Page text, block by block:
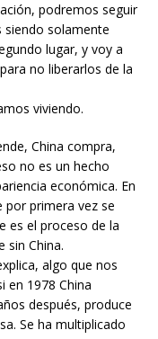
podremos seguir
solamente
lugar, y voy a
no liberarlos de la
viviendo.
China compra,
no es un hecho
económica. En
por primera vez se
es el proceso de la
sin China.
algo que nos
en 1978 China
después, produce
Se ha multiplicado